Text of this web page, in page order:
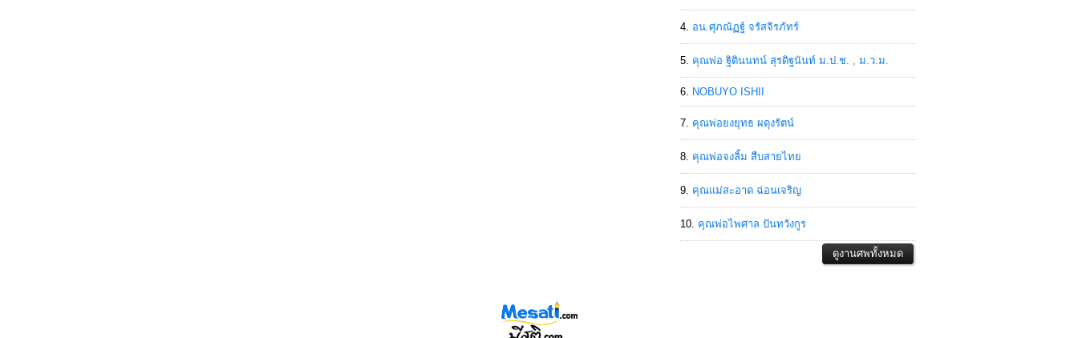
อน.ศุภณัฏฐ์ จรัสจิรภัทร์
คุณพ่อ ฐิตินนทน์ สุรดิฐนันท์ ม.ป.ช. , ม.ว.ม.
NOBUYO ISHII
คุณพ่อยงยุทธ ผดุงรัตน์
คุณพ่อจงลิ้ม สืบสายไทย
คุณแม่สะอาด ฉ่อนเจริญ
คุณพ่อไพศาล ปันทวังกูร